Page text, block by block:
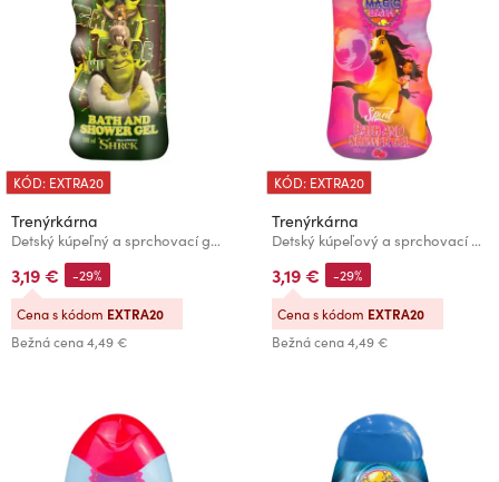
KÓD: EXTRA20
Trenýrkárna
Detský kúpeľný a sprchovací gél Shrek 500 ml
3,19 €
Bežná cena4,49 €
-29%
Cena s kódom EXTRA20
KÓD: EXTRA20
Trenýrkárna
Detský kúpeľový a sprchovací gél Spirit 500 ml
3,19 €
Bežná cena4,49 €
-29%
Cena s kódom EXTRA20